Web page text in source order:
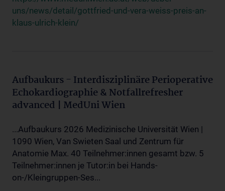
uns/news/detail/gottfried-und-vera-weiss-preis-an-
klaus-ulrich-klein/
Aufbaukurs - Interdisziplinäre Perioperative
Echokardiographie & Notfallrefresher
advanced | MedUni Wien
...Aufbaukurs 2026 Medizinische Universität Wien |
1090 Wien, Van Swieten Saal und Zentrum für
Anatomie Max. 40 Teilnehmer:innen gesamt bzw. 5
Teilnehmer:innen je Tutor:in bei Hands-
on-/Kleingruppen-Ses...